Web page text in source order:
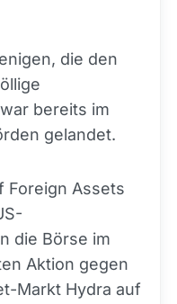
die den
bereits im
gelandet.
Foreign Assets
die Börse im
Aktion gegen
Markt Hydra auf